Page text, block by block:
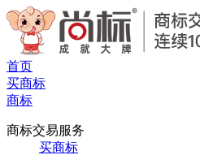
首页
买商标
商标
商标交易服务
买商标